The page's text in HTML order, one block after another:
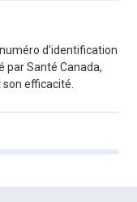
d'identification
par Santé Canada,
efficacité.